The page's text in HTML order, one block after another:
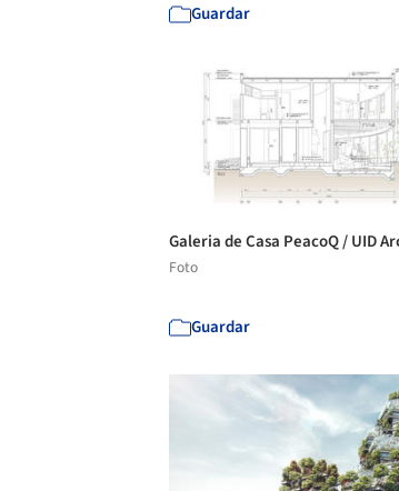
Guardar
Galeria de Casa PeacoQ / UID
Foto
Guardar